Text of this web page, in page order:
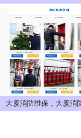
大厦消防维保，大厦消